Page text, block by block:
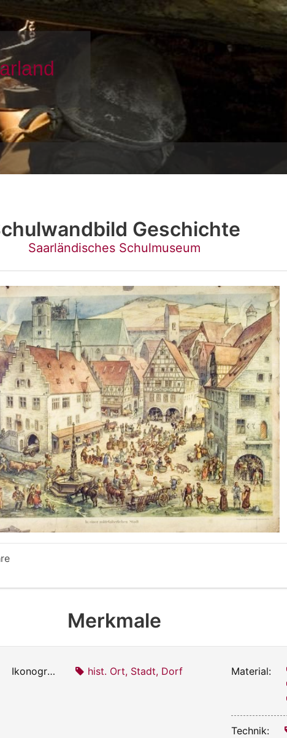
Geschichte
Saarländisches Schulmuseum
Merkmale
Ikonografie: hist. Ort, Stadt, Dorf Material:
Technik: